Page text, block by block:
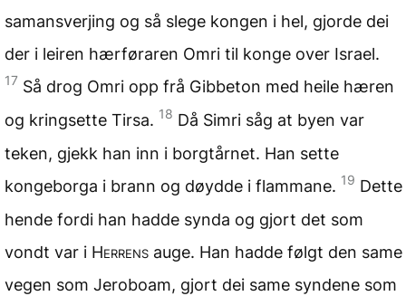
samansverjing og så slege kongen i hel, gjorde dei
der i leiren hærføraren Omri til konge over Israel.
17 Så drog Omri opp frå Gibbeton med heile hæren
og kringsette Tirsa. 18 Då Simri såg at byen var
teken, gjekk han inn i borgtårnet. Han sette
kongeborga i brann og døydde i flammane. 19 Dette
hende fordi han hadde synda og gjort det som
vondt var i Herrens auge. Han hadde følgt den same
vegen som Jeroboam, gjort dei same syndene som